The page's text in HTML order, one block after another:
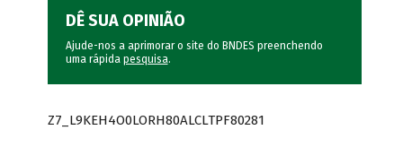
DÊ SUA OPINIÃO
Ajude-nos a aprimorar o site do BNDES preenchendo
uma rápida pesquisa.
Z7_L9KEH4O0LORH80ALCLTPF80281